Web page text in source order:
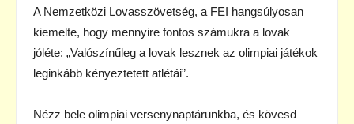
A Nemzetközi Lovasszövetség, a FEI hangsúlyosan
kiemelte, hogy mennyire fontos számukra a lovak
jóléte: „Valószínűleg a lovak lesznek az olimpiai játékok
leginkább kényeztetett atlétái”.
Nézz bele olimpiai versenynaptárunkba, és kövesd